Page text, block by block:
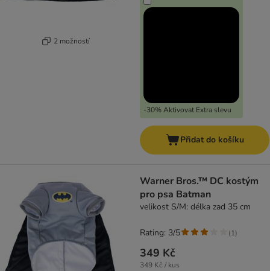
2 možností
-30% Aktivovat Extra slevu
Přidat do košíku
Warner Bros.™ DC kostým
pro psa Batman
velikost S/M: délka zad 35 cm
349 Kč
349 Kč / kus
Rating: 3/5 (1)